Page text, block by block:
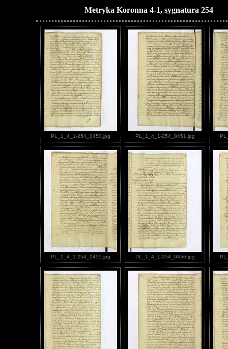
Metryka Koronna 4-1, sygnatura 254
PL_1_4_1-254_0450.jpg PL_1_4_1-254_0451.jpg
PL_1_4_1-254_0455.jpg PL_1_4_1-254_0456.jpg